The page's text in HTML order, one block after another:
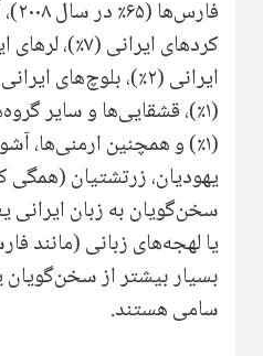
(۱٪)، قشقایی‌ها و سایر
(۱٪) و همچنین ارمنی‌ها،
سخن‌گویان به زبان ایرانی
یا لهجه‌های زبانی (مانند
بسیار بیشتر از سخن‌گویان
سامی هستند.